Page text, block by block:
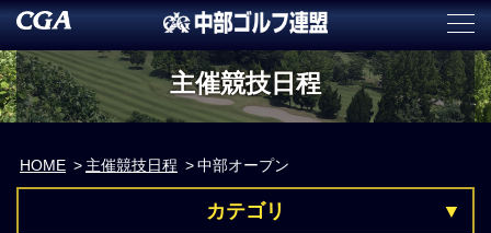
主催競技日程
HOME 主催競技日程 中部オープン
カテゴリ